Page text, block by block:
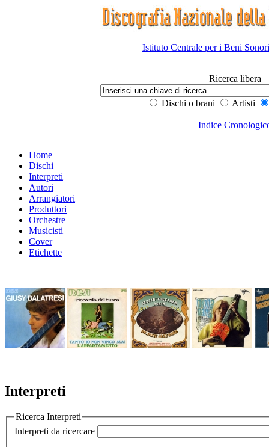
Istituto Centrale per i Beni
Ricerca libera
Dischi o brani Artisti
Indice
Home
Dischi
Interpreti
Autori
Arrangiatori
Produttori
Orchestre
Musicisti
Cover
Etichette
Interpreti
Ricerca Interpreti
Interpreti da ricercare